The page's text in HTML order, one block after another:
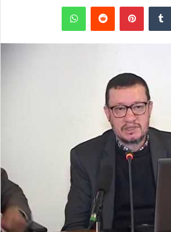
بينتيريست